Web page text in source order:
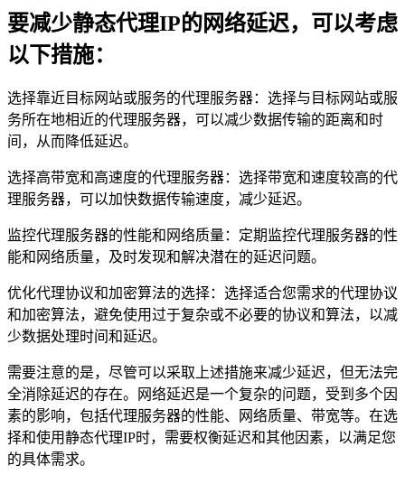
要减少静态代理IP的网络延迟，可以考虑
以下措施：
选择靠近目标网站或服务的代理服务器：选择与目标网站或服
务所在地相近的代理服务器，可以减少数据传输的距离和时
间，从而降低延迟。
选择高带宽和高速度的代理服务器：选择带宽和速度较高的代
理服务器，可以加快数据传输速度，减少延迟。
监控代理服务器的性能和网络质量：定期监控代理服务器的性
能和网络质量，及时发现和解决潜在的延迟问题。
优化代理协议和加密算法的选择：选择适合您需求的代理协议
和加密算法，避免使用过于复杂或不必要的协议和算法，以减
少数据处理时间和延迟。
需要注意的是，尽管可以采取上述措施来减少延迟，但无法完
全消除延迟的存在。网络延迟是一个复杂的问题，受到多个因
素的影响，包括代理服务器的性能、网络质量、带宽等。在选
择和使用静态代理IP时，需要权衡延迟和其他因素，以满足您
的具体需求。